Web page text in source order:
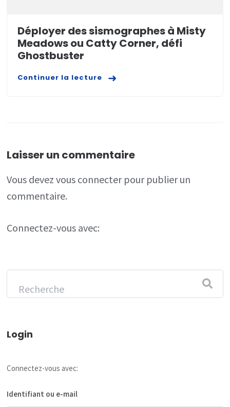
Déployer des sismographes à Misty
Meadows ou Catty Corner, défi
Ghostbuster
Continuer la lecture
Laisser un commentaire
Vous devezvous connecterpour publier un
commentaire.
Connectez-vous avec:
Login
Connectez-vous avec:
Identifiant ou e-mail